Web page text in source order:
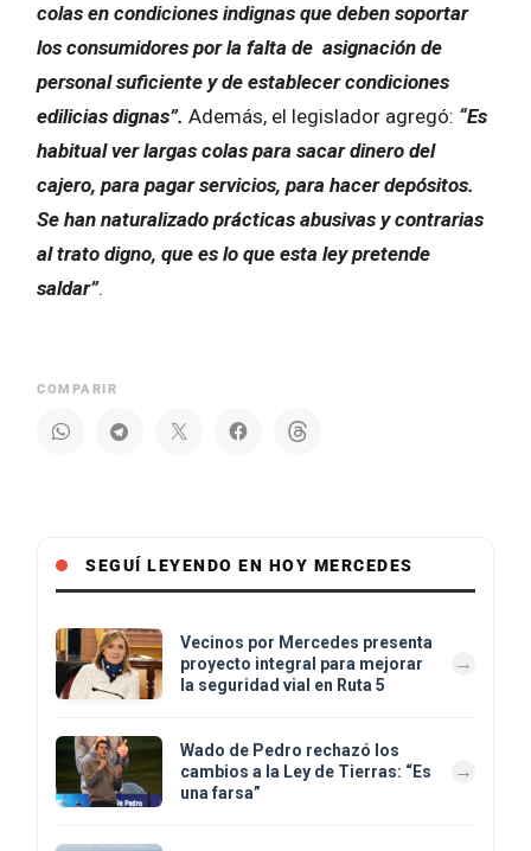
colas en condiciones indignas que deben soportar
los consumidores por la falta de asignación de
personal suficiente y de establecer condiciones
edilicias dignas”. Además, el legislador agregó: “Es
habitual ver largas colas para sacar dinero del
cajero, para pagar servicios, para hacer depósitos.
Se han naturalizado prácticas abusivas y contrarias
al trato digno, que es lo que esta ley pretende
saldar”.
COMPARIR
SEGUÍ LEYENDO EN HOY MERCEDES
Vecinos por Mercedes presenta
proyecto integral para mejorar
la seguridad vial en Ruta 5
Wado de Pedro rechazó los
cambios a la Ley de Tierras: “Es
una farsa”